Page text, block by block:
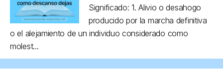
Significado: 1. Alivio o desahogo
producido por la marcha definitiva
o el alejamiento de un individuo considerado como
molest...